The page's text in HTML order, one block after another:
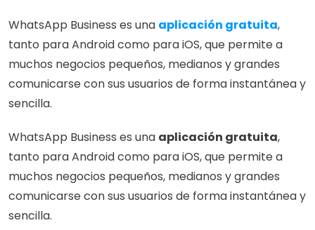
WhatsApp Business es una aplicación gratuita,
tanto para Android como para iOS, que permite a
muchos negocios pequeños, medianos y grandes
comunicarse con sus usuarios de forma instantánea y
sencilla.
WhatsApp Business es una aplicación gratuita,
tanto para Android como para iOS, que permite a
muchos negocios pequeños, medianos y grandes
comunicarse con sus usuarios de forma instantánea y
sencilla.